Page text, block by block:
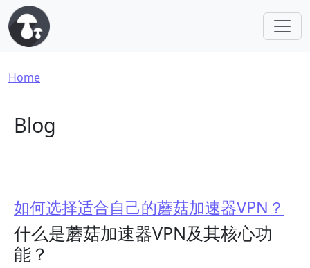
Skip to main content
Breadcrumb
Home
Blog
如何选择适合自己的蘑菇加速器VPN？
什么是蘑菇加速器VPN及其核心功
能？